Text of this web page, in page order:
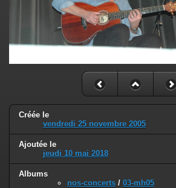
Créée le
vendredi 25 novembre 2005
Ajoutée le
jeudi 10 mai 2018
Albums
nos-concerts / 03-mh05